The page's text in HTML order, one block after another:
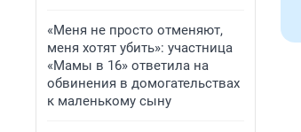
«Меня не просто отменяют,
меня хотят убить»: участница
«Мамы в 16» ответила на
обвинения в домогательствах
к маленькому сыну